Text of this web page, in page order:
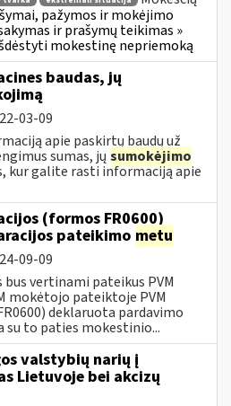
pažymos ir mokėjimo
ir prašymų teikimas »
mokestinę nepriemoką
baudas, jų
03-09
apie paskirtų baudų už
sumas, jų sumokėjimo
kur galite rasti informaciją apie
(formos FR0600)
pateikimo metu
09-09
bus vertinami pateikus PVM
mokėtojo pateiktoje PVM
deklaruota pardavimo
su to paties mokestinio...
valstybių narių į
Lietuvoje bei akcizų